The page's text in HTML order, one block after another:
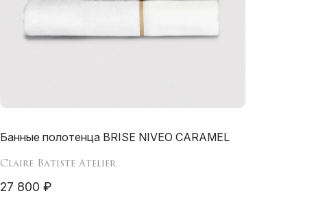
Банные полотенца BRISE NIVEO CARAMEL
Claire Batiste Atelier
27 800 ₽